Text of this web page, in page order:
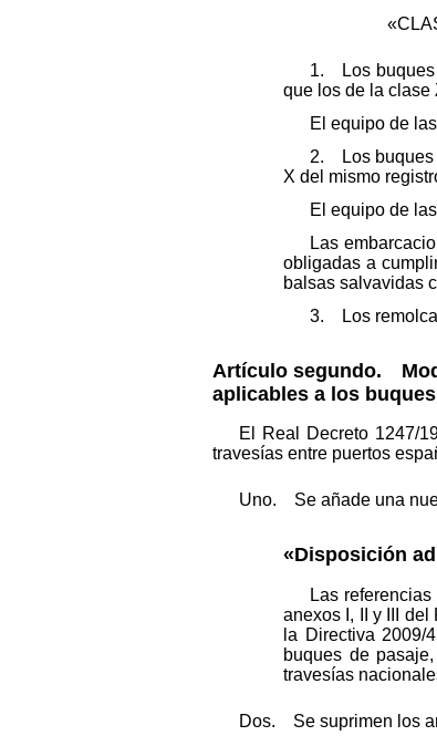
1. Los buques
que los de la clase
El equipo de
2. Los buques
X del mismo
El equipo de
Las
obligadas a
balsas salvavidas
3. Los
Artículo segundo.
aplicables a los
El Real Decreto 1247/
travesías entre puertos
Uno. Se añade una
«Disposición
Las
anexos I, II y III
la Directiva
buques de
travesías
Dos. Se suprimen los